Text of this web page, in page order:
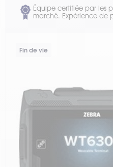
Équipe certifiée par les
marché. Expérience de
Fin de vie